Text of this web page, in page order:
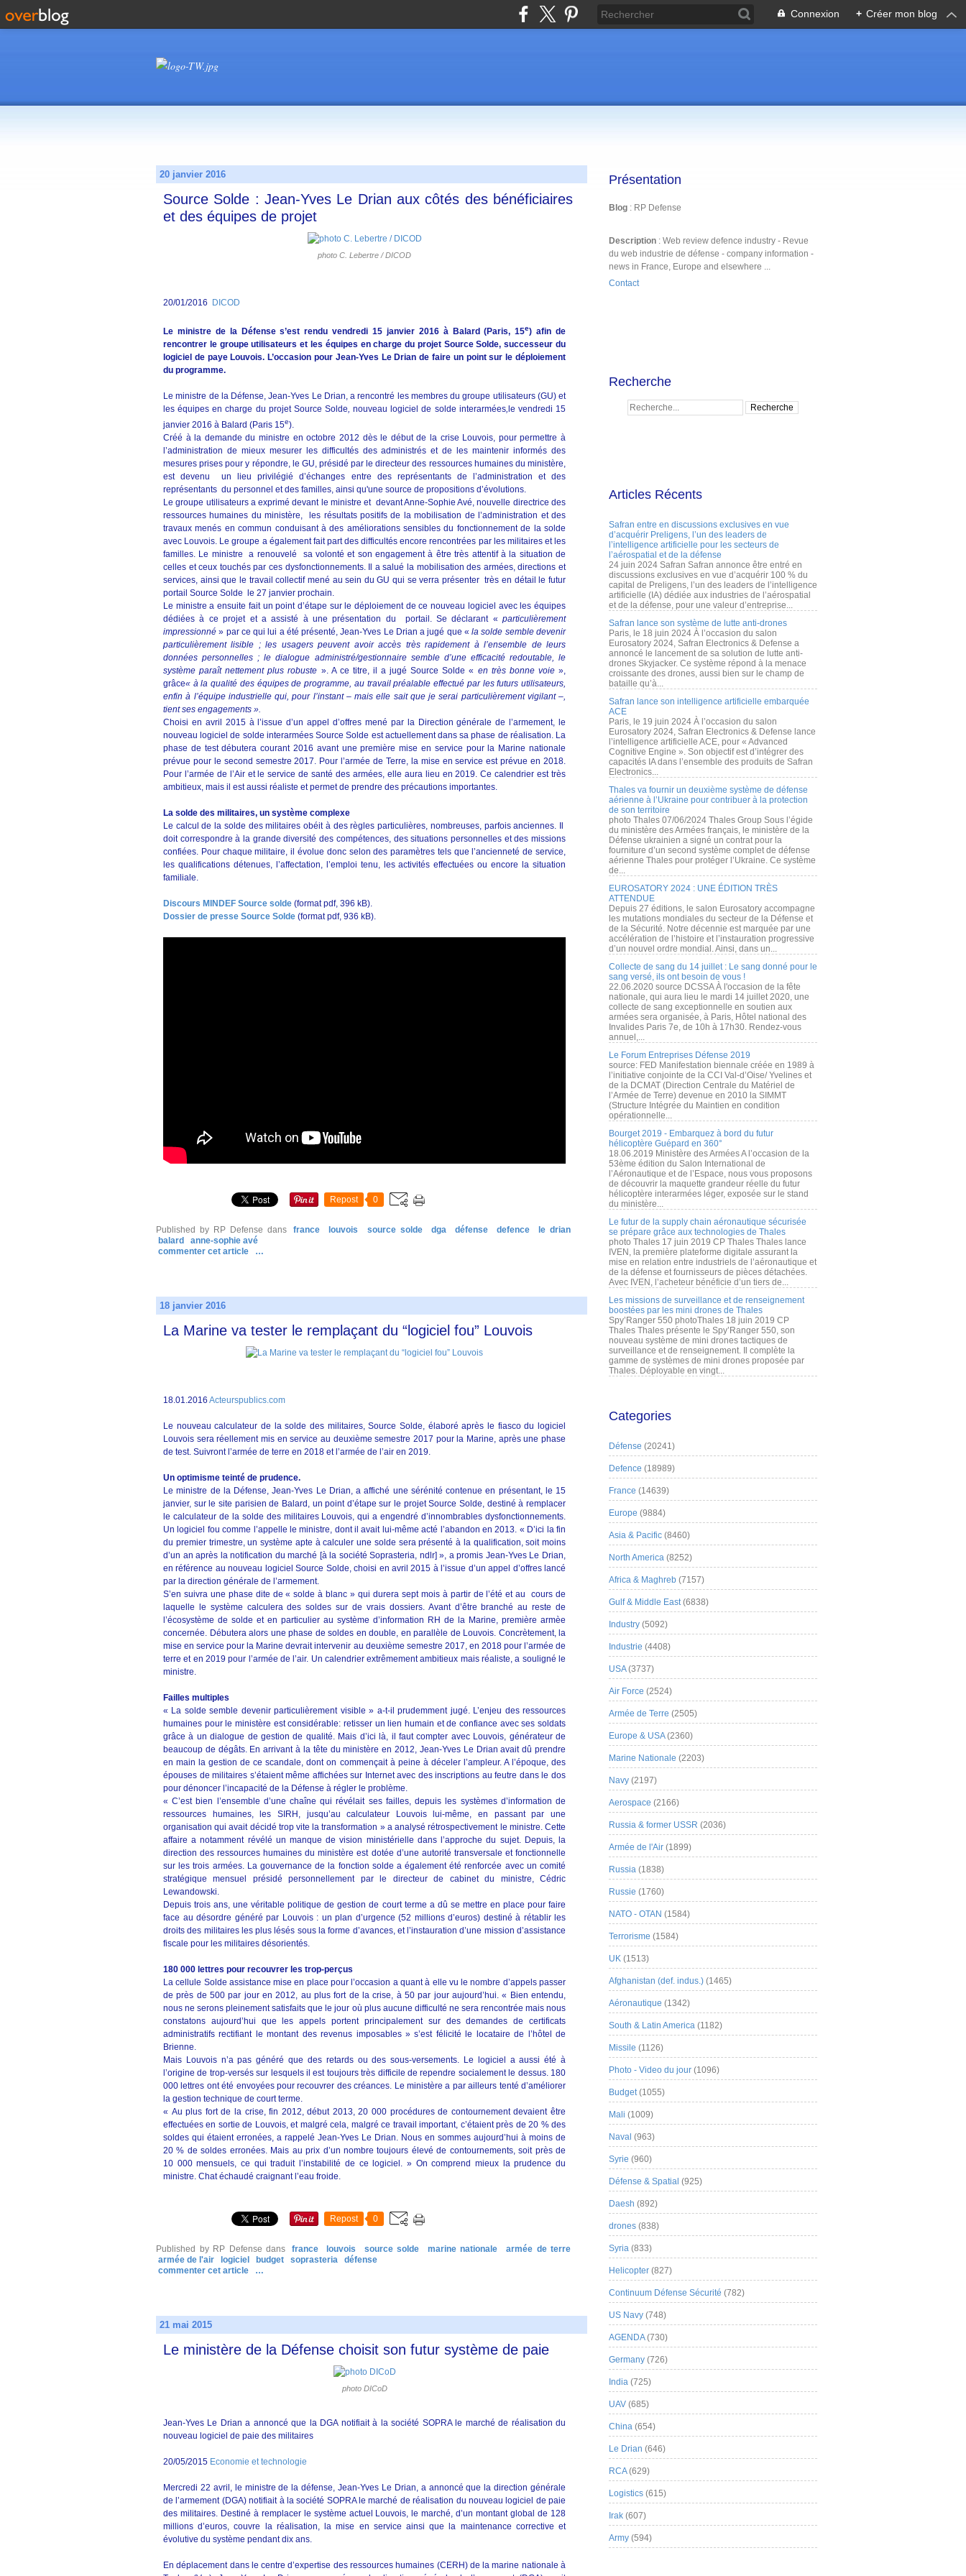
Connexion + Créer mon blog
20 janvier 2016
Source Solde : Jean-Yves Le Drian aux côtés des bénéficiaires
et des équipes de projet
photo C. Lebertre / DICOD
20/01/2016 DICOD
Le ministre de la Défense s’est rendu vendredi 15 janvier 2016 à Balard (Paris, 15e) afin de
rencontrer le groupe utilisateurs et les équipes en charge du projet Source Solde, successeur du
logiciel de paye Louvois. L’occasion pour Jean-Yves Le Driande faire un point sur le déploiement
du programme.
Le ministre de la Défense, Jean-Yves Le Drian, a rencontré les membres du groupe utilisateurs (GU) et
les équipes en charge du projet Source Solde,nouveau logiciel de solde interarmées, le vendredi 15
janvier 2016 à Balard (Paris 15e).
Créé à la demande du ministre en octobre 2012 dès le début de la crise Louvois, pour permettre à
l’administration de mieux mesurer les difficultés des administrés et de les maintenir informés des
mesures prises pour y répondre, le GU, présidé par le directeur des ressources humaines du ministère,
est devenu un lieu privilégié d’échanges entre des représentants de l’administration et des
représentants du personnel et des familles, ainsi qu'une source de propositions d’évolutions.
Le groupe utilisateurs a exprimé devant le ministre et devant Anne-Sophie Avé, nouvelle directrice des
ressources humaines du ministère, les résultats positifs de la mobilisation de l’administration et des
travaux menés en commun conduisant à des améliorations sensibles du fonctionnement de la solde
avec Louvois. Le groupe a également fait part des difficultés encore rencontrées par les militaires et les
familles. Le ministre a renouvelé sa volonté et son engagement à être très attentif à la situation de
celles et ceux touchés par ces dysfonctionnements. Il a salué la mobilisation des armées, directions et
services, ainsi que le travail collectif mené au sein du GU qui se verra présenter très en détail le futur
portail Source Solde le 27 janvier prochain.
Le ministre a ensuite fait un point d’étape sur le déploiement de ce nouveau logiciel avec les équipes
dédiées à ce projet et a assisté à une présentation du portail. Se déclarant « particulièrement
impressionné » par ce qui lui a été présenté, Jean-Yves Le Drian a jugé que «la solde semble devenir
particulièrement lisible ; les usagers peuvent avoir accès très rapidement à l’ensemble de leurs
données personnelles ; le dialogue administré/gestionnaire semble d’une efficacité redoutable, le
système paraît nettement plus robuste ». A ce titre, il a jugé Source Solde « en très bonne voie»,
grâce« à la qualité des équipes de programme, au travail préalable effectué par les futurs utilisateurs,
enfin à l’équipe industrielle qui, pour l’instant – mais elle sait que je serai particulièrement vigilant –,
tient ses engagements ».
Choisi en avril 2015 à l’issue d’un appel d’offres mené par la Direction générale de l’armement, le
nouveau logiciel de solde interarmées Source Solde est actuellement dans sa phase de réalisation. La
phase de test débutera courant 2016 avant une première mise en service pour la Marine nationale
prévue pour le second semestre 2017. Pour l’armée de Terre, la mise en service est prévue en 2018.
Pour l’armée de l’Air et le service de santé des armées, elle aura lieu en 2019. Ce calendrier est très
ambitieux, mais il est aussi réaliste et permet de prendre des précautions importantes.
La solde des militaires, un système complexe
Le calcul de la solde des militaires obéit à des règles particulières, nombreuses, parfois anciennes. Il
doit correspondre à la grande diversité des compétences, des situations personnelles et des missions
confiées. Pour chaque militaire, il évolue donc selon des paramètres tels que l’ancienneté de service,
les qualifications détenues, l’affectation, l’emploi tenu, les activités effectuées ou encore la situation
familiale.
Discours MINDEF Source solde (format pdf, 396 kB).
Dossier de presse Source Solde (format pdf, 936 kB).
Repost 0
Published by RP Defense dans france louvois source solde dga défense defence
le drian
balard
anne-sophie avé
commenter cet article
…
18 janvier 2016
La Marine va tester le remplaçant du “logiciel fou” Louvois
18.01.2016 Acteurspublics.com
Le nouveau calculateur de la solde des militaires, Source Solde, élaboré après le fiasco du logiciel
Louvois sera réellement mis en service au deuxième semestre 2017 pour la Marine, après une phase
de test. Suivront l’armée de terre en 2018 et l’armée de l’air en 2019.
Un optimisme teinté de prudence.
Le ministre de la Défense, Jean-Yves Le Drian, a affiché une sérénité contenue en présentant, le 15
janvier, sur le site parisien de Balard, un point d’étape sur le projet Source Solde, destiné à remplacer
le calculateur de la solde des militaires Louvois, qui a engendré d’innombrables dysfonctionnements.
Un logiciel fou comme l’appelle le ministre, dont il avait lui-même acté l’abandon en 2013. « D’ici la fin
du premier trimestre, un système apte à calculer une solde sera présenté à la qualification, soit moins
d’un an après la notification du marché [à la société Soprasteria, ndlr] », a promis Jean-Yves Le Drian,
en référence au nouveau logiciel Source Solde, choisi en avril 2015 à l’issue d’un appel d’offres lancé
par la direction générale de l’armement.
S’en suivra une phase dite de « solde à blanc » qui durera sept mois à partir de l’été et au cours de
laquelle le système calculera des soldes sur de vrais dossiers. Avant d’être branché au reste de
l’écosystème de solde et en particulier au système d’information RH de la Marine, première armèe
concernée. Débutera alors une phase de soldes en double, en parallèle de Louvois. Concrètement, la
mise en service pour la Marine devrait intervenir au deuxième semestre 2017, en 2018 pour l’armée de
terre et en 2019 pour l’armée de l’air. Un calendrier extrêmement ambitieux mais réaliste, a souligné le
ministre.
Failles multiples
« La solde semble devenir particulièrement visible » a-t-il prudemment jugé. L’enjeu des ressources
humaines pour le ministère est considérable: retisser un lien humain et de confiance avec ses soldats
grâce à un dialogue de gestion de qualité. Mais d’ici là, il faut compter avec Louvois, générateur de
beaucoup de dégâts. En arrivant à la tête du ministère en 2012, Jean-Yves Le Drian avait dû prendre
en main la gestion de ce scandale, dont on commençait à peine à déceler l’ampleur. A l’époque, des
épouses de militaires s’étaient même affichées sur Internet avec des inscriptions au feutre dans le dos
pour dénoncer l’incapacité de la Défense à régler le problème.
« C’est bien l’ensemble d’une chaîne qui révélait ses failles, depuis les systèmes d’information de
ressources humaines, les SIRH, jusqu’au calculateur Louvois lui-même, en passant par une
organisation qui avait décidé trop vite la transformation » a analysé rétrospectivement le ministre. Cette
affaire a notamment révélé un manque de vision ministérielle dans l’approche du sujet. Depuis, la
direction des ressources humaines du ministère est dotée d’une autorité transversale et fonctionnelle
sur les trois armées. La gouvernance de la fonction solde a également été renforcée avec un comité
stratégique mensuel présidé personnellement par le directeur de cabinet du ministre, Cédric
Lewandowski.
Depuis trois ans, une véritable politique de gestion de court terme a dû se mettre en place pour faire
face au désordre généré par Louvois : un plan d’urgence (52 millions d’euros) destiné à rétablir les
droits des militaires les plus lésés sous la forme d’avances, et l’instauration d’une mission d’assistance
fiscale pour les militaires désorientés.
180 000 lettres pour recouvrer les trop-perçus
La cellule Solde assistance mise en place pour l’occasion a quant à elle vu le nombre d’appels passer
de près de 500 par jour en 2012, au plus fort de la crise, à 50 par jour aujourd’hui. « Bien entendu,
nous ne serons pleinement satisfaits que le jour où plus aucune difficulté ne sera rencontrée mais nous
constatons aujourd’hui que les appels portent principalement sur des demandes de certificats
administratifs rectifiant le montant des revenus imposables » s’est félicité le locataire de l’hôtel de
Brienne.
Mais Louvois n’a pas généré que des retards ou des sous-versements. Le logiciel a aussi été à
l’origine de trop-versés sur lesquels il est toujours très difficile de rependre socialement le dessus. 180
000 lettres ont été envoyées pour recouvrer des créances. Le ministère a par ailleurs tenté d’améliorer
la gestion technique de court terme.
« Au plus fort de la crise, fin 2012, début 2013, 20 000 procédures de contournement devaient être
effectuées en sortie de Louvois, et malgré cela, malgré ce travail important, c’étaient près de 20 % des
soldes qui étaient erronées, a rappelé Jean-Yves Le Drian. Nous en sommes aujourd’hui à moins de
20 % de soldes erronées. Mais au prix d’un nombre toujours élevé de contournements, soit près de
10 000 mensuels, ce qui traduit l’instabilité de ce logiciel. » On comprend mieux la prudence du
ministre. Chat échaudé craignant l’eau froide.
Repost 0
Published by RP Defense dans france louvois source solde marine nationale
armée de terre
armée de l'air
logiciel budget soprasteria
défense
commenter cet article
…
21 mai 2015
Le ministère de la Défense choisit son futur système de paie
photo DICoD
Jean-Yves Le Drian a annoncé que la DGA notifiait à la société SOPRA le marché de réalisation du
nouveau logiciel de paie des militaires
20/05/2015 Economie et technologie
Mercredi 22 avril, le ministre de la défense, Jean-Yves Le Drian, a annoncé que la direction générale
de l’armement (DGA) notifiait à la société SOPRA le marché de réalisation du nouveau logiciel de paie
des militaires. Destiné à remplacer le système actuel Louvois, le marché, d’un montant global de 128
millions d’euros, couvre la réalisation, la mise en service ainsi que la maintenance corrective et
évolutive du système pendant dix ans.
En déplacement dans le centre d’expertise des ressources humaines (CERH) de la marine nationale à
Présentation
Blog : RP Defense
Description : Web review defence industry - Revue
du web industrie de défense - company information -
news in France, Europe and elsewhere ...
Contact
Recherche
Articles Récents
Safran entre en discussions exclusives en vue
d’acquérir Preligens, l’un des leaders de
l’intelligence artificielle pour les secteurs de
l’aérospatial et de la défense
24 juin 2024 Safran Safran annonce être entré en
discussions exclusives en vue d’acquérir 100 % du
capital de Preligens, l’un des leaders de l’intelligence
artificielle (IA) dédiée aux industries de l’aérospatial
et de la défense, pour une valeur d’entreprise...
Safran lance son système de lutte anti-drones
Paris, le 18 juin 2024 À l’occasion du salon
Eurosatory 2024, Safran Electronics & Defense a
annoncé le lancement de sa solution de lutte anti-
drones Skyjacker. Ce système répond à la menace
croissante des drones, aussi bien sur le champ de
bataille qu’à...
Safran lance son intelligence artificielle embarquée
ACE
Paris, le 19 juin 2024 À l’occasion du salon
Eurosatory 2024, Safran Electronics & Defense lance
l’intelligence artificielle ACE, pour « Advanced
Cognitive Engine ». Son objectif est d’intégrer des
capacités IA dans l’ensemble des produits de Safran
Electronics...
Thales va fournir un deuxième système de défense
aérienne à l’Ukraine pour contribuer à la protection
de son territoire
photo Thales 07/06/2024 Thales Group Sous l’égide
du ministère des Armées français, le ministère de la
Défense ukrainien a signé un contrat pour la
fourniture d’un second système complet de défense
aérienne Thales pour protéger l’Ukraine. Ce système
de...
EUROSATORY 2024 : UNE ÉDITION TRÈS
ATTENDUE
Depuis 27 éditions, le salon Eurosatory accompagne
les mutations mondiales du secteur de la Défense et
de la Sécurité. Notre décennie est marquée par une
accélération de l’histoire et l’instauration progressive
d’un nouvel ordre mondial. Ainsi, dans un...
Collecte de sang du 14 juillet : Le sang donné pour le
sang versé, ils ont besoin de vous !
22.06.2020 source DCSSA À l'occasion de la fête
nationale, qui aura lieu le mardi 14 juillet 2020, une
collecte de sang exceptionnelle en soutien aux
armées sera organisée, à Paris, Hôtel national des
Invalides Paris 7e, de 10h à 17h30. Rendez-vous
annuel,...
Le Forum Entreprises Défense 2019
source: FED Manifestation biennale créée en 1989 à
l’initiative conjointe de la CCI Val-d’Oise/ Yvelines et
de la DCMAT (Direction Centrale du Matériel de
l’Armée de Terre) devenue en 2010 la SIMMT
(Structure Intégrée du Maintien en condition
opérationnelle...
Bourget 2019 - Embarquez à bord du futur
hélicoptère Guépard en 360°
18.06.2019 Ministère des Armées A l’occasion de la
53ème édition du Salon International de
l’Aéronautique et de l’Espace, nous vous proposons
de découvrir la maquette grandeur réelle du futur
hélicoptère interarmées léger, exposée sur le stand
du ministère...
Le futur de la supply chain aéronautique sécurisée
se prépare grâce aux technologies de Thales
photo Thales 17 juin 2019 CP Thales Thales lance
IVEN, la première plateforme digitale assurant la
mise en relation entre industriels de l’aéronautique et
de la défense et fournisseurs de pièces détachées.
Avec IVEN, l’acheteur bénéficie d’un tiers de...
Les missions de surveillance et de renseignement
boostées par les mini drones de Thales
Spy’Ranger 550 photoThales 18 juin 2019 CP
Thales Thales présente le Spy’Ranger 550, son
nouveau système de mini drones tactiques de
surveillance et de renseignement. Il complète la
gamme de systèmes de mini drones proposée par
Thales. Déployable en vingt...
Categories
Défense (20241)
Defence (18989)
France (14639)
Europe (9884)
Asia & Pacific (8460)
North America (8252)
Africa & Maghreb (7157)
Gulf & Middle East(6838)
Industry (5092)
Industrie (4408)
USA(3737)
Air Force (2524)
Armée de Terre (2505)
Europe & USA(2360)
Marine Nationale (2203)
Navy (2197)
Aerospace (2166)
Russia & former USSR (2036)
Armée de l'Air (1899)
Russia (1838)
Russie (1760)
NATO - OTAN (1584)
Terrorisme (1584)
UK (1513)
Afghanistan (def. indus.) (1465)
Aéronautique (1342)
South & Latin America (1182)
Missile (1126)
Photo - Video du jour (1096)
Budget(1055)
Mali (1009)
Naval (963)
Syrie (960)
Défense & Spatial (925)
Daesh (892)
drones (838)
Syria (833)
Helicopter (827)
Continuum Défense Sécurité (782)
US Navy (748)
AGENDA(730)
Germany (726)
India (725)
UAV (685)
China (654)
Le Drian (646)
RCA(629)
Logistics (615)
Irak (607)
Army (594)